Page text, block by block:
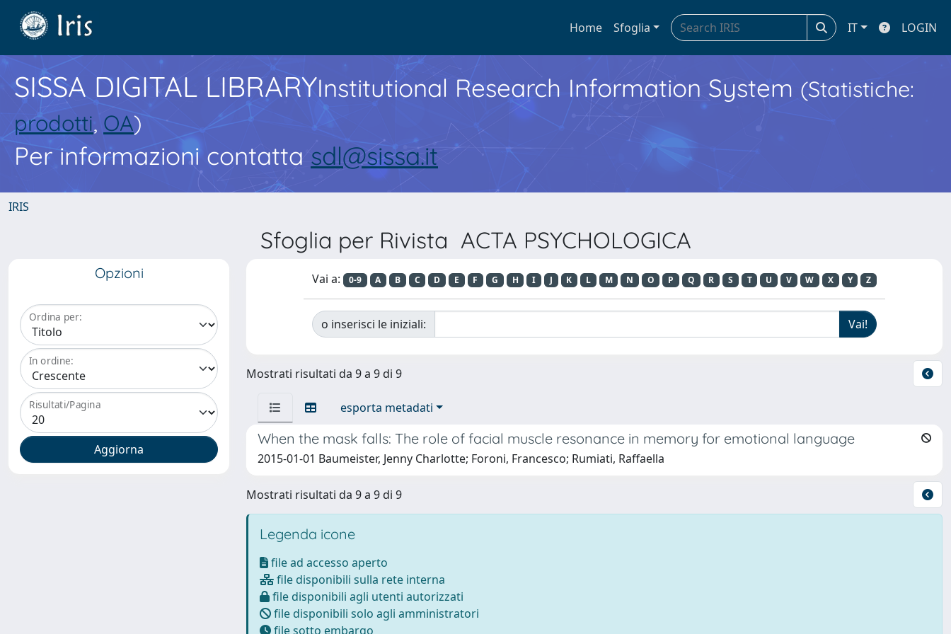
Home Sfoglia IT LOGIN
SISSA DIGITAL LIBRARYInstitutional Research Information System (Statistiche:
prodotti, OA)
Per informazioni contatta sdl@sissa.it
IRIS
Sfoglia per Rivista ACTA PSYCHOLOGICA
Opzioni
Ordina per:
In ordine:
Risultati/Pagina
Vai a: 0-9 A B C D E F G H I J K L M N O P Q R S T U V W X Y Z
o inserisci le iniziali:
Mostrati risultati da 9 a 9 di 9
esporta metadati
When the mask falls: The role of facial muscle resonance in memory for emotional language
2015-01-01 Baumeister, Jenny Charlotte; Foroni, Francesco; Rumiati, Raffaella
Mostrati risultati da 9 a 9 di 9
Legenda icone
file ad accesso aperto
file disponibili sulla rete interna
file disponibili agli utenti autorizzati
file disponibili solo agli amministratori
file sotto embargo